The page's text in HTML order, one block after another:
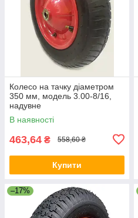
Колесо на тачку діаметром
350 мм, модель 3.00-8/16,
надувне
В наявності
463,64 ₴ 558,60 ₴
Купити
–17%